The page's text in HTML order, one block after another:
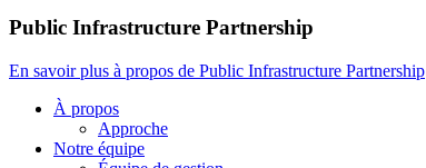
Public Infrastructure Partnership
En savoir plus à propos de Public Infrastructure Partnership
À propos
Approche
Notre équipe